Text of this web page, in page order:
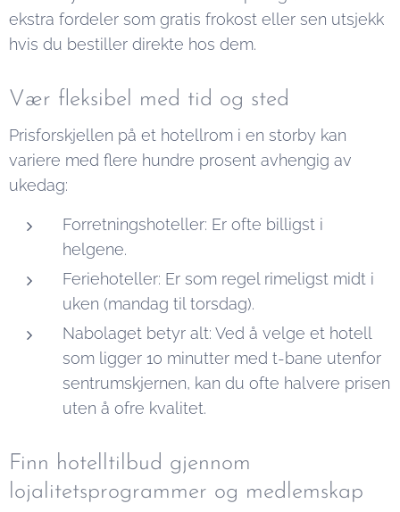
ekstra fordeler som gratis frokost eller sen utsjekk
hvis du bestiller direkte hos dem.
Vær fleksibel med tid og sted
Prisforskjellen på et hotellrom i en storby kan
variere med flere hundre prosent avhengig av
ukedag:
Forretningshoteller: Er ofte billigst i
helgene.
Feriehoteller: Er som regel rimeligst midt i
uken (mandag til torsdag).
Nabolaget betyr alt: Ved å velge et hotell
som ligger 10 minutter med t-bane utenfor
sentrumskjernen, kan du ofte halvere prisen
uten å ofre kvalitet.
Finn hotelltilbud gjennom
lojalitetsprogrammer og medlemskap